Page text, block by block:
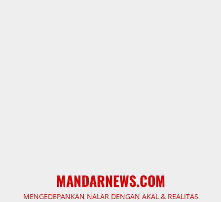
MANDARNEWS.COM
MENGEDEPANKAN NALAR DENGAN AKAL & REALITAS